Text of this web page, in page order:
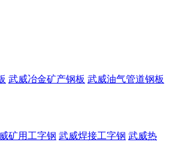
武威冶金矿产钢板 武威油气管道钢板
矿用工字钢 武威焊接工字钢 武威热